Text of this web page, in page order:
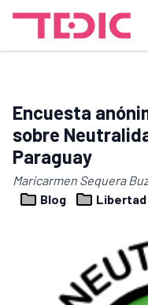
Encuesta
sobre
Paraguay
Maricarmen Sequera
Blog